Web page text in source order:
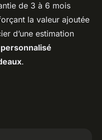
de 3 à 6 mois
la valeur ajoutée
d’une estimation
.